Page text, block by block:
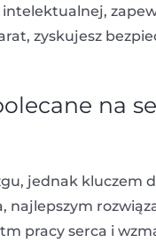
zyskujesz
na
jednak kluczem
najlepszym
pracy serca i